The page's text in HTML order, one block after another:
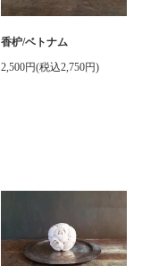
香枦/ベトナム
2,500円(税込2,750円)